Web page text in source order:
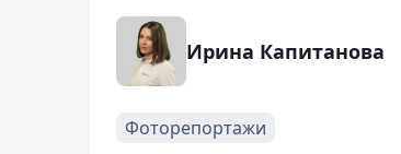
Ирина Капитанова
Фоторепортажи